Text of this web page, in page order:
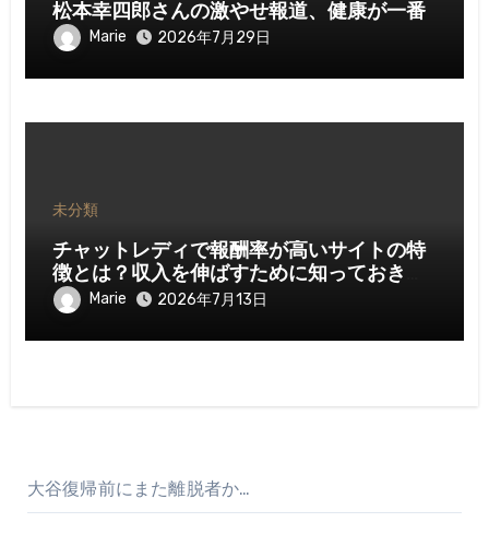
松本幸四郎さんの激やせ報道、健康が一番
Marie 2026年7月29日
未分類
チャットレディで報酬率が高いサイトの特
徴とは？収入を伸ばすために知っておきた
いポイント
Marie 2026年7月13日
大谷復帰前にまた離脱者か…